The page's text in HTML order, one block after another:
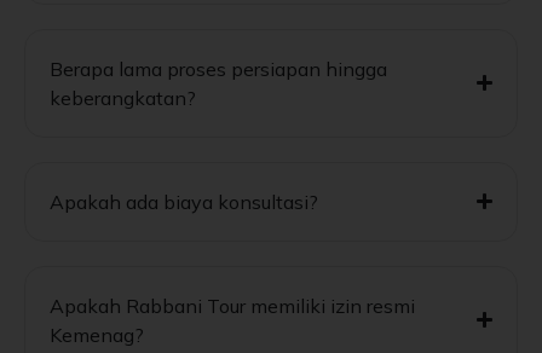
Berapa lama proses persiapan hingga
keberangkatan?
Apakah ada biaya konsultasi?
Apakah Rabbani Tour memiliki izin resmi
Kemenag?